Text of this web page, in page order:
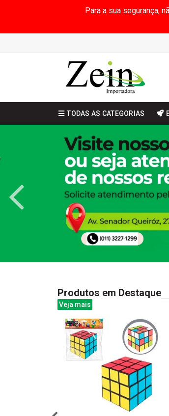
Para a sua segurança,
TODAS AS CATEGORIAS
Produtos em Destaque
Veja mais